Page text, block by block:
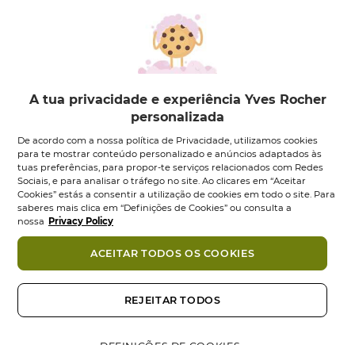
Desmaquilhante
Express...
Frasco 200 ml
0.0 (0)
0.0
em
10,95 €
Adicionar
Desmaquilhante
Express...
Conjunto 1 un
0.0 (0)
0.0
8,95 € 13,90 €
Adicionar
A tua privacidade e experiência Yves Rocher
personalizada
De acordo com a nossa política de Privacidade, utilizamos cookies
para te mostrar conteúdo personalizado e anúncios adaptados às
tuas preferências, para propor-te serviços relacionados com Redes
Sociais, e para analisar o tráfego no site. Ao clicares em “Aceitar
Cookies” estás a consentir a utilização de cookies em todo o site. Para
saberes mais clica em “Definições de Cookies” ou consulta a
nossa Privacy Policy
REJEITAR TODOS
ACEITAR TODOS OS COOKIES